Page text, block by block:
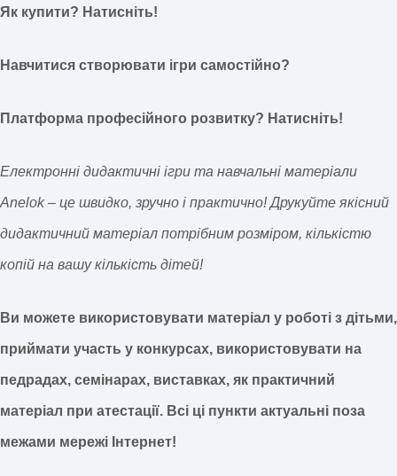
Як купити? Натисніть!
Навчитися створювати ігри самостійно?
Платформа професійного розвитку? Натисніть!
Електронні дидактичні ігри та навчальні матеріали
Anelok – це швидко, зручно і практично! Друкуйте якісний
дидактичний матеріал потрібним розміром, кількістю
копій на вашу кількість дітей!
Ви можете використовувати матеріал у роботі з дітьми,
приймати участь у конкурсах, використовувати на
педрадах, семінарах, виставках, як практичний
матеріал при атестації. Всі ці пункти актуальні поза
межами мережі Інтернет!